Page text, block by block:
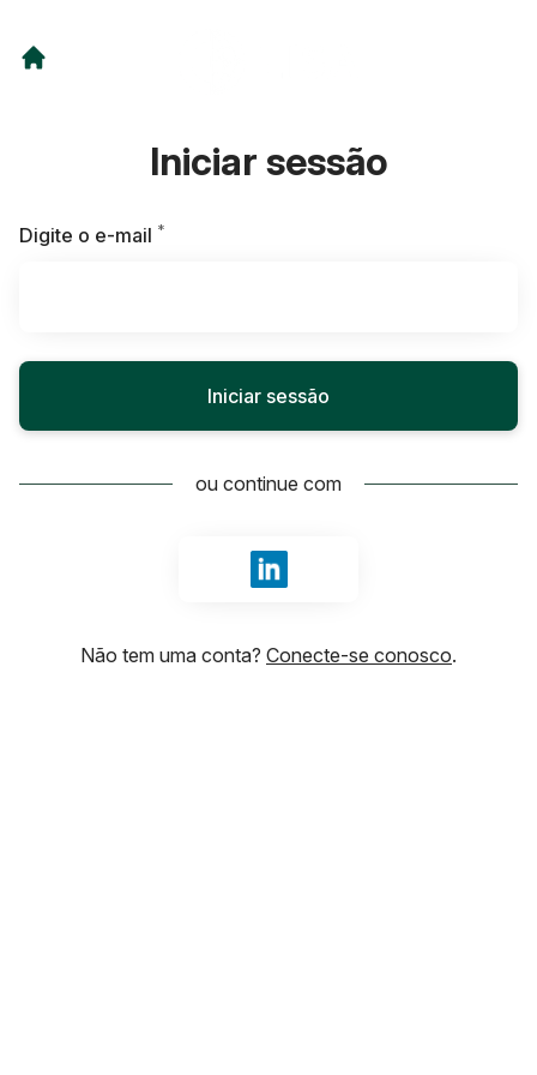
Iniciar sessão
Digite o e-mail *
Iniciar sessão
ou continue com
Fazer login com LinkedIn
Não tem uma conta? Conecte-se conosco.